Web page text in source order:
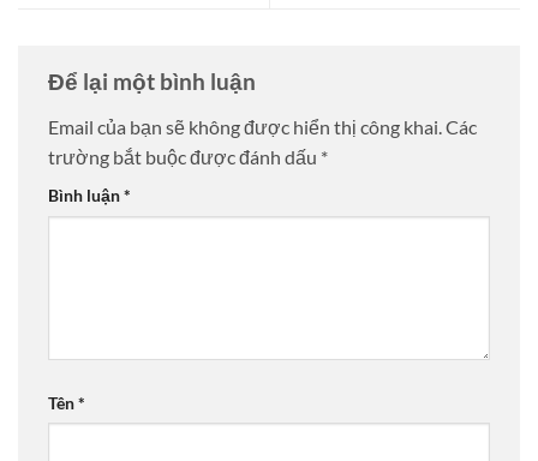
Để lại một bình luận
Email của bạn sẽ không được hiển thị công khai.Các
trường bắt buộc được đánh dấu *
Bình luận*
Tên*